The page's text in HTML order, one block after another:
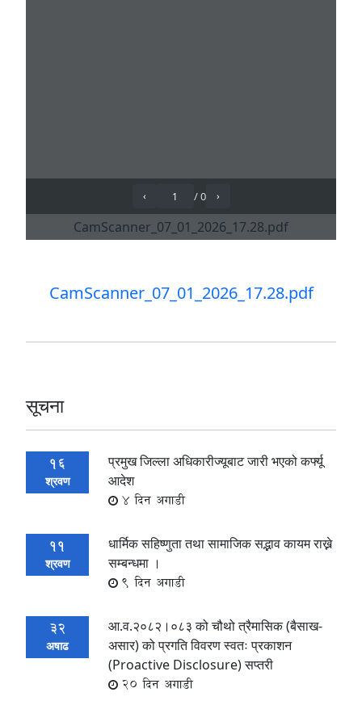
CamScanner_07_01_2026_17.28.pdf
सूचना
16
श्रवण
प्रमुख जिल्ला अधिकारीज्यूबाट जारी भएको कर्फ्यू
आदेश
4 दिन अगाडी
11
श्रवण
धार्मिक सहिष्णुता तथा सामाजिक सद्भाव कायम राख्ने
सम्बन्धमा ।
9 दिन अगाडी
32
अषाढ
आ.व.२०८२।०८३ को चौथो त्रैमासिक (बैसाख-
असार) को प्रगति विवरण स्वतः प्रकाशन
(Proactive Disclosure) सप्तरी
20 दिन अगाडी